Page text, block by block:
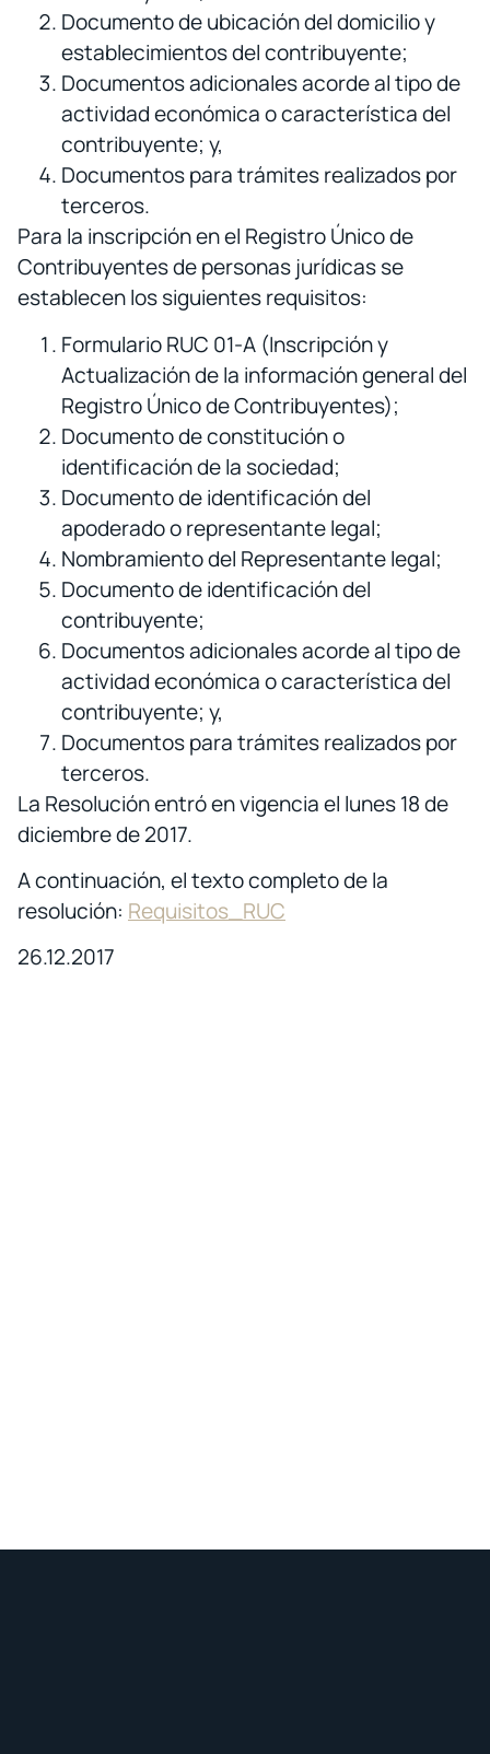
Documento de ubicación del domicilio y
establecimientos del contribuyente;
Documentos adicionales acorde al tipo de
actividad económica o característica del
contribuyente; y,
Documentos para trámites realizados por
terceros.
Para la inscripción en el Registro Único de
Contribuyentes de personas jurídicas se
establecen los siguientes requisitos:
Formulario RUC 01-A (Inscripción y
Actualización de la información general del
Registro Único de Contribuyentes);
Documento de constitución o
identificación de la sociedad;
Documento de identificación del
apoderado o representante legal;
Nombramiento del Representante legal;
Documento de identificación del
contribuyente;
Documentos adicionales acorde al tipo de
actividad económica o característica del
contribuyente; y,
Documentos para trámites realizados por
terceros.
La Resolución entró en vigencia el lunes 18 de
diciembre de 2017.
A continuación, el texto completo de la
resolución: Requisitos_RUC
26.12.2017